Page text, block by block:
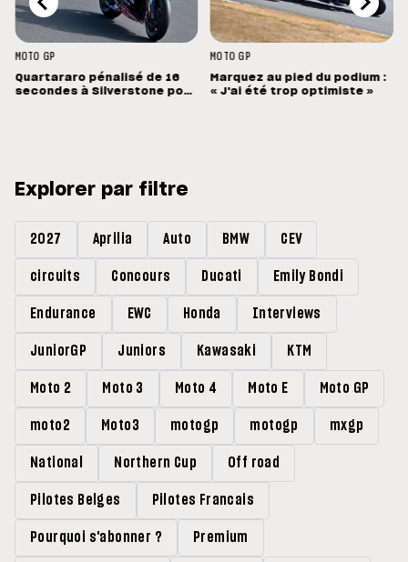
MOTO GP
Quartararo pénalisé de 16
secondes à Silverstone pour
MOTO GP
Marquez au pied du podium :
« J'ai été trop optimiste »
Explorer par filtre
2027 Aprilia Auto BMW CEV
circuits Concours Ducati Emily Bondi
Endurance EWC Honda Interviews
JuniorGP Juniors Kawasaki KTM
Moto 2 Moto 3 Moto 4 Moto E Moto GP
moto2 Moto3 motogp motogp mxgp
National Northern Cup Off road
Pilotes Belges Pilotes Francais
Pourquoi s'abonner ? Premium